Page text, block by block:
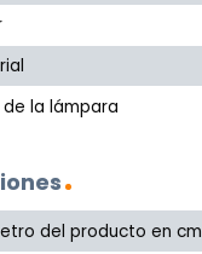
la lámpara
del producto en cm